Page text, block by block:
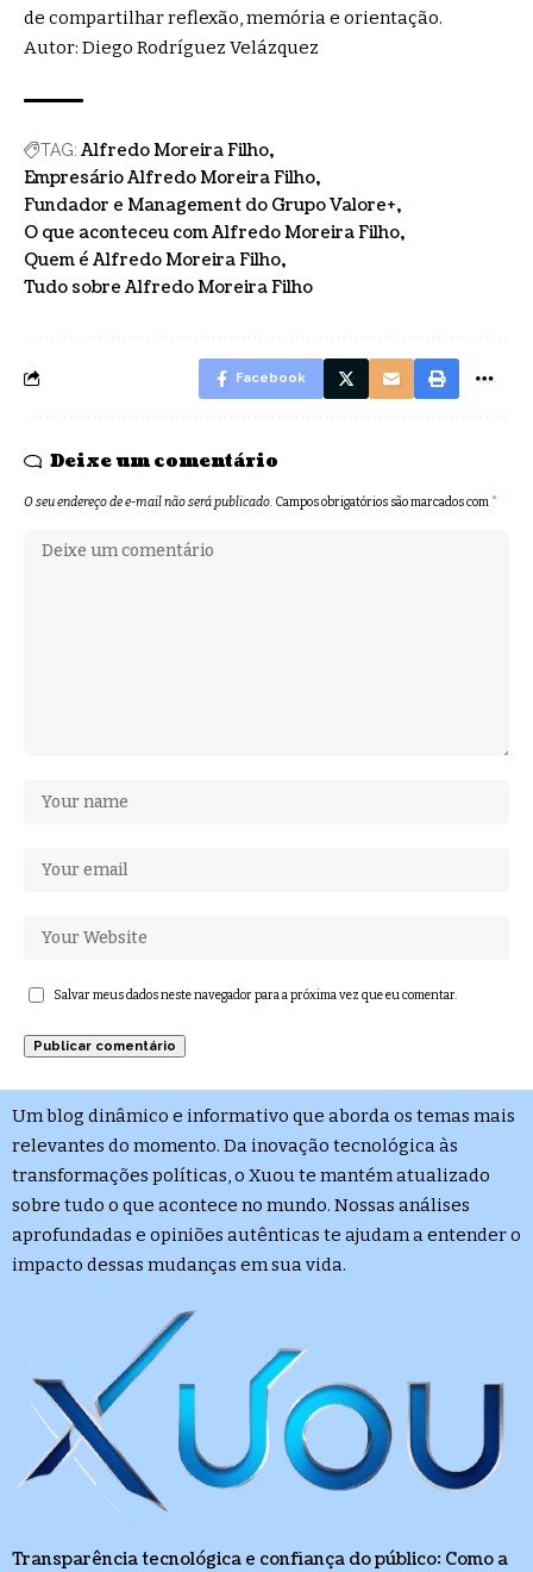
de compartilhar reflexão, memória e orientação.
Autor: Diego Rodríguez Velázquez
TAG: Alfredo Moreira Filho
Empresário Alfredo Moreira Filho
Fundador e Management do Grupo Valore+
O que aconteceu com Alfredo Moreira Filho
Quem é Alfredo Moreira Filho
Tudo sobre Alfredo Moreira Filho
Facebook
Deixe um comentário
O seu endereço de e-mail não será publicado. Campos obrigatórios são marcados com *
Salvar meus dados neste navegador para a próxima vez que eu comentar.
Um blog dinâmico e informativo que aborda os temas mais
relevantes do momento. Da inovação tecnológica às
transformações políticas, o Xuou te mantém atualizado
sobre tudo o que acontece no mundo. Nossas análises
aprofundadas e opiniões autênticas te ajudam a entender o
impacto dessas mudanças em sua vida.
Transparência tecnológica e confiança do público: Como a